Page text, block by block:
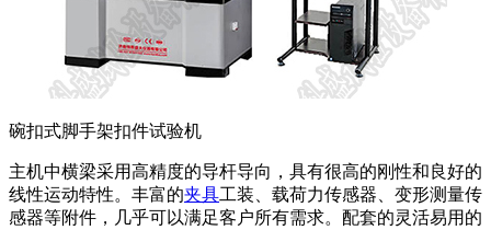
碗扣式脚手架扣件试验机
主机中横梁采用高精度的导杆导向，具有很高的刚性和良好的
线性运动特性。丰富的夹具工装、载荷力传感器、变形测量传
感器等附件，几乎可以满足客户所有需求。配套的灵活易用的